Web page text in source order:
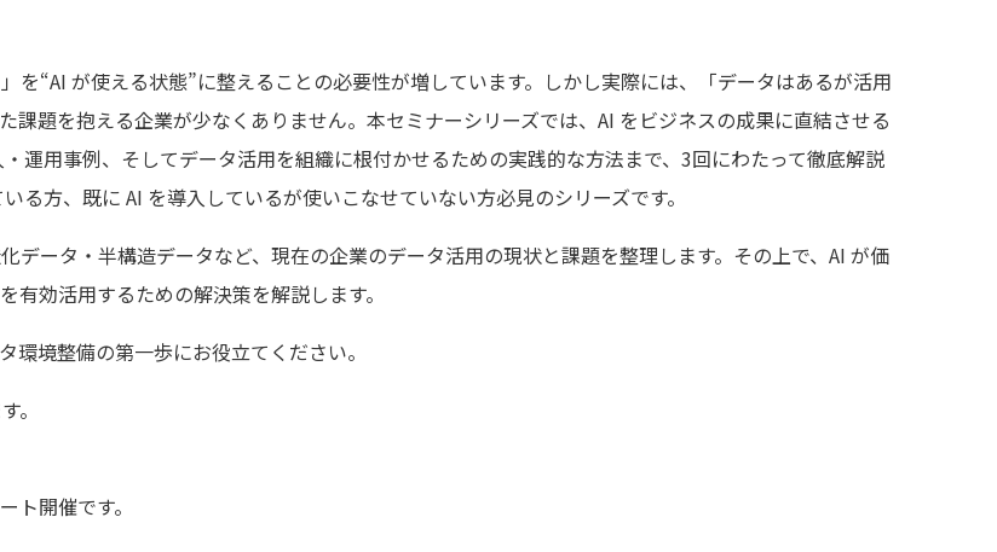
を“AI が使える状態”に整えることの必要性が増しています。しかし実際には、「データはあるが活用
題を抱える企業が少なくありません。本セミナーシリーズでは、AI をビジネスの成果に直結させる
運用事例、そしてデータ活用を組織に根付かせるための実践的な方法まで、3回にわたって徹底解説
る方、既に AI を導入しているが使いこなせていない方必見のシリーズです。
データ・半構造データなど、現在の企業のデータ活用の現状と課題を整理します。その上で、AI が価
効活用するための解決策を解説します。
境整備の第一歩にお役立てください。
。
開催です。